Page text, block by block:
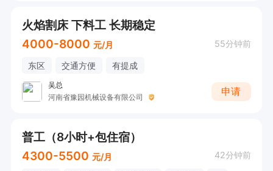
火焰割床 下料工 长期稳定
4000-8000 元/月 55分钟前
东区 交通方便 有提成
吴总
河南省豫园机械设备有限公司
申请
普工（8小时+包住宿）
4300-5500 元/月 42分钟前